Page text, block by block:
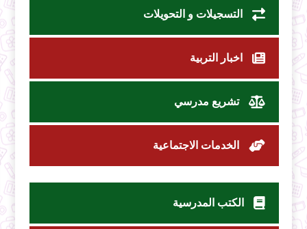
التسجيلات و التحويلات
اخبار التربية
تشريع مدرسي
الخدمات الاجتماعية
الكتب المدرسية